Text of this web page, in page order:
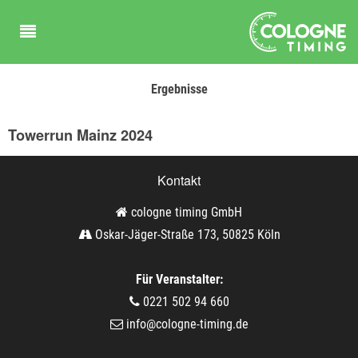
Ergebnisse
Towerrun Mainz 2024
Kontakt
cologne timing GmbH
Oskar-Jäger-Straße 173, 50825 Köln
Für Veranstalter:
0221 502 94 660
info@cologne-timing.de